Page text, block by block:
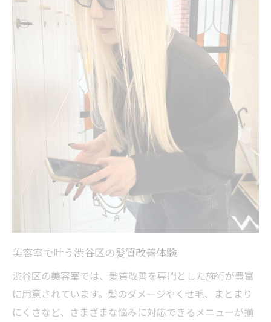
美容室で体験した渋谷髪質改善トリートメ
ント
髪質改善トリートメントの効果を美容室で
美容室選びで差が出るトリートメント体験
髪質改善トリートメントの満足度と美容室
渋谷美容室でのトリートメント体験の感想
美容室利用で髪の悩みから卒業する方法
美容室が提案する髪質改善解決法とは
美容室利用で感じた髪質改善のメリット
髪質改善に特化した美容室の施術方法
渋谷の美容室で悩み解消した体験談
美容室の髪質改善施術で得られる変化
渋谷区発！髪質改善の新たなトレンドに注目
美容室で体感できる髪質改善の最新技術
美容室で叶う渋谷区の髪質改善体験
渋谷区の美容室では、髪質改善を専門とした施術が豊富
に用意されています。髪のダメージやくせ毛、まとまり
にくさなど、さまざまな悩みに対応できるメニューが揃